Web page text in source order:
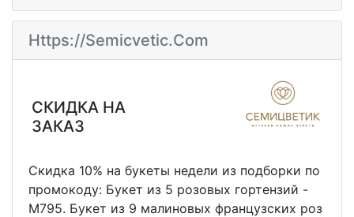
Https://semicvetic.com
СКИДКА НА
ЗАКАЗ
Скидка 10% на букеты недели из подборки по
промокоду: Букет из 5 розовых гортензий -
M795. Букет из 9 малиновых французских роз